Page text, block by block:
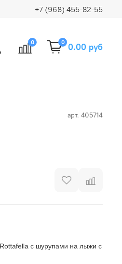
+7 (968) 455-82-55
0 0 0.00 руб
арт. 405714
с шурупами на лыжи с